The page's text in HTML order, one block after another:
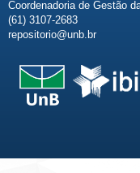
Coordenadoria de Gestão
(61) 3107-2683
repositorio@unb.br